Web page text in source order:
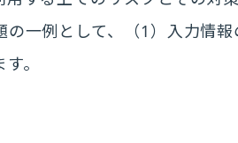
一例として、（1）入力情
。